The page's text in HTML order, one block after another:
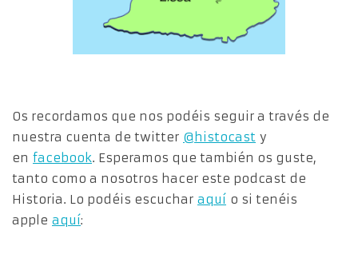
Os recordamos que nos podéis seguir a través de
nuestra cuenta de twitter @histocast y
en facebook. Esperamos que también os guste,
tanto como a nosotros hacer este podcast de
Historia. Lo podéis escuchar aquí o si tenéis
apple aquí: